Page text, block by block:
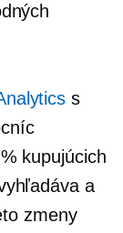
s
kupujúcich
a
zmeny